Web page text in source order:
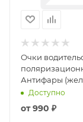
Очки
Антифары
линзы)
Доступно
от990 ₽